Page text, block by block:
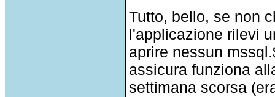
Tutto, bello, se non
l'applicazione rilevi
aprire nessun
assicura funziona
settimana scorsa